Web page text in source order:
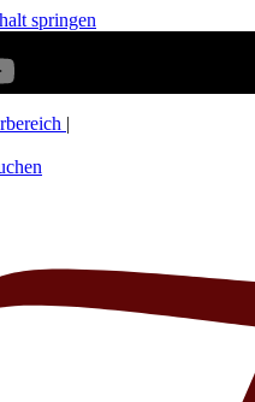
springen
|